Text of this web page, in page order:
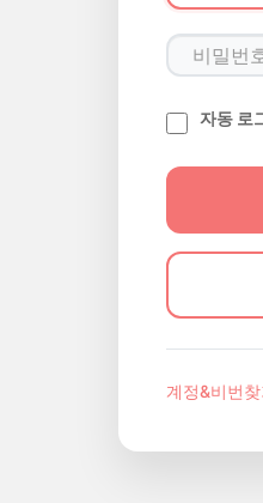
자동 로
계정&비번찾